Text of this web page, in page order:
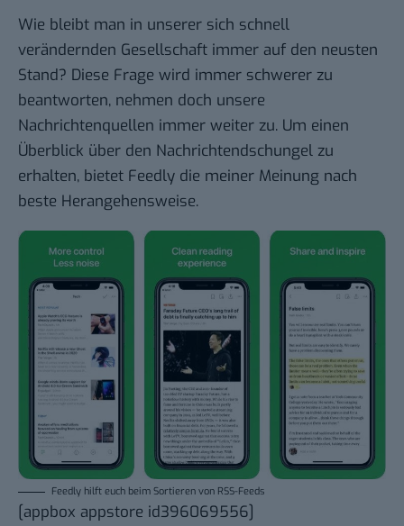
Wie bleibt man in unserer sich schnell
verändernden Gesellschaft immer auf den neusten
Stand? Diese Frage wird immer schwerer zu
beantworten, nehmen doch unsere
Nachrichtenquellen immer weiter zu. Um einen
Überblick über den Nachrichtendschungel zu
erhalten, bietet Feedly die meiner Meinung nach
beste Herangehensweise.
Feedly hilft euch beim Sortieren von RSS-Feeds
[appbox appstore id396069556]